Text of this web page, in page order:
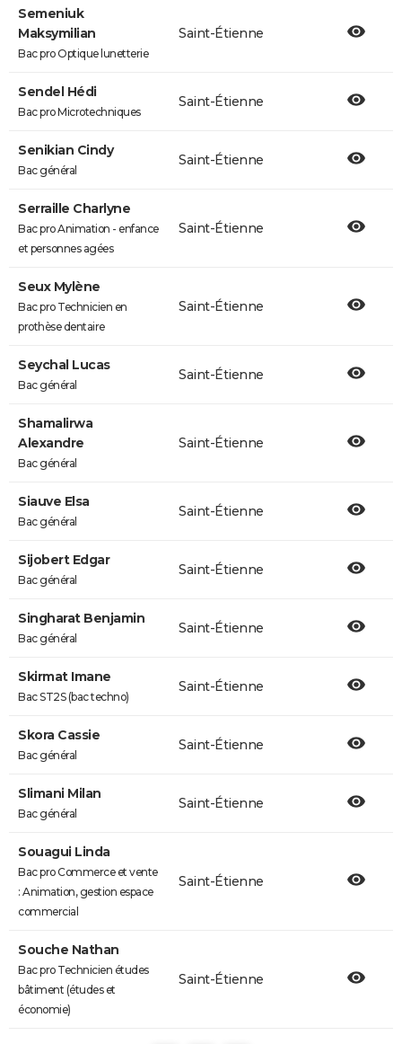
Semeniuk
Maksymilian
Bac pro Optique lunetterie
Saint-Étienne
Sendel Hédi
Bac pro Microtechniques
Saint-Étienne
Senikian Cindy
Bac général
Saint-Étienne
Serraille Charlyne
Bac pro Animation - enfance
et personnes agées
Saint-Étienne
Seux Mylène
Bac pro Technicien en
prothèse dentaire
Saint-Étienne
Seychal Lucas
Bac général
Saint-Étienne
Shamalirwa
Alexandre
Bac général
Saint-Étienne
Siauve Elsa
Bac général
Saint-Étienne
Sijobert Edgar
Bac général
Saint-Étienne
Singharat Benjamin
Bac général
Saint-Étienne
Skirmat Imane
Bac ST2S (bac techno)
Saint-Étienne
Skora Cassie
Bac général
Saint-Étienne
Slimani Milan
Bac général
Saint-Étienne
Souagui Linda
Bac pro Commerce et vente
: Animation, gestion espace
commercial
Saint-Étienne
Souche Nathan
Bac pro Technicien études
bâtiment (études et
économie)
Saint-Étienne